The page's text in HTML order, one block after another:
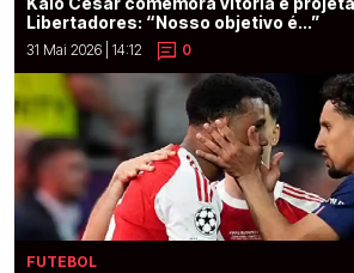
Libertadores: “Nosso objetivo é...”
31 Mai 2026 | 14:12 0
FUTEBOL